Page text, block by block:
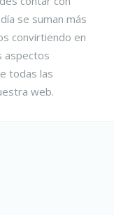
se suman más
convirtiendo en
aspectos
todas las
web.